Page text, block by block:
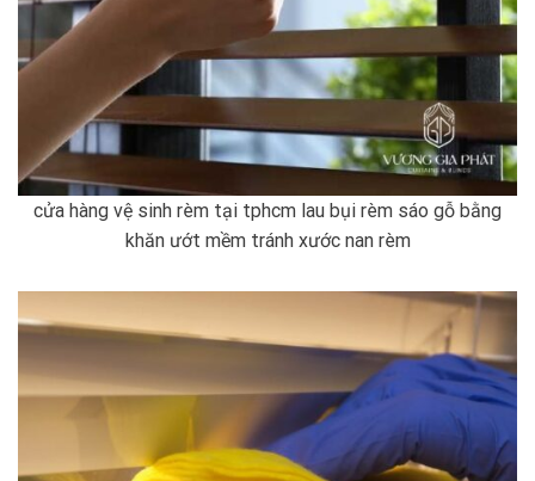
cửa hàng vệ sinh rèm tại tphcm lau bụi rèm sáo gỗ bằng
khăn ướt mềm tránh xước nan rèm